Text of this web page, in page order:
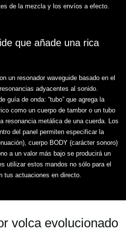
de la mezcla y los envíos a efecto.
que añade una rica
un resonador waveguide basado en el
adyacentes al sonido.
guía de onda: “tubo” que agrega la
como un cuerpo de tambor o un tubo
resonancia metálica de una cuerda. Los
del panel permiten especificar la
cuerpo BODY (carácter sonoro)
a un valor más bajo se producirá un
utilizar estos mandos no sólo para el
tus actuaciones en directo.
volca evolucionado